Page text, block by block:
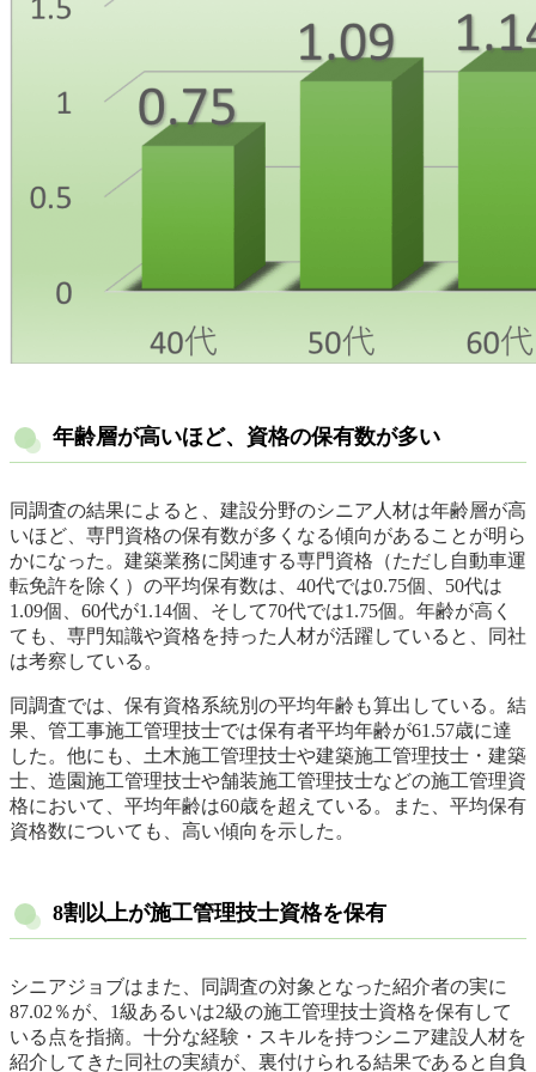
年齢層が高いほど、資格の保有数が多い
同調査の結果によると、建設分野のシニア人材は年齢層が高
いほど、専門資格の保有数が多くなる傾向があることが明ら
かになった。建築業務に関連する専門資格（ただし自動車運
転免許を除く）の平均保有数は、40代では0.75個、50代は
1.09個、60代が1.14個、そして70代では1.75個。年齢が高く
ても、専門知識や資格を持った人材が活躍していると、同社
は考察している。
同調査では、保有資格系統別の平均年齢も算出している。結
果、管工事施工管理技士では保有者平均年齢が61.57歳に達
した。他にも、土木施工管理技士や建築施工管理技士・建築
士、造園施工管理技士や舗装施工管理技士などの施工管理資
格において、平均年齢は60歳を超えている。また、平均保有
資格数についても、高い傾向を示した。
8割以上が施工管理技士資格を保有
シニアジョブはまた、同調査の対象となった紹介者の実に
87.02％が、1級あるいは2級の施工管理技士資格を保有して
いる点を指摘。十分な経験・スキルを持つシニア建設人材を
紹介してきた同社の実績が、裏付けられる結果であると自負